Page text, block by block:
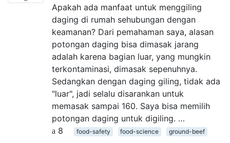
Apakah ada manfaat untuk menggiling
daging di rumah sehubungan dengan
keamanan? Dari pemahaman saya, alasan
potongan daging bisa dimasak jarang
adalah karena bagian luar, yang mungkin
terkontaminasi, dimasak sepenuhnya.
Sedangkan dengan daging giling, tidak ada
"luar", jadi selalu disarankan untuk
memasak sampai 160. Saya bisa memilih
potongan daging untuk digiling. …
8
food-safety food-science ground-beef